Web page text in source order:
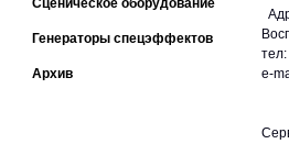
Сценическое оборудование
Генераторы спецэффектов
Архив
тел:
e-